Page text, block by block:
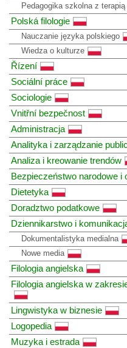
Pedagogika szkolna z
Polská filologie
Nauczanie języka polskiego
Wiedza o kulturze
Řízení
Sociální práce
Sociologie
Vnitřní bezpečnost
Administracja
Analityka i zarządzanie
Analiza i kreowanie trendów
Bezpieczeństwo narodowe i
Dietetyka
Doradztwo podatkowe
Dziennikarstwo i
Dokumentalistyka medialna
Nowe media
Filologia angielska
Filologia angielska w
Lingwistyka w biznesie
Logopedia
Muzyka i estrada